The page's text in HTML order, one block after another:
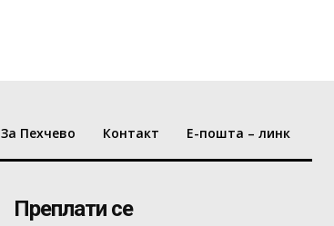
За Пехчево Контакт Е-пошта – линк
Преплати се